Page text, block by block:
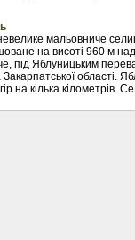
мальовниче
на висоті 960 м
під Яблуницьким
Закарпатської області.
на кілька кілометрів.